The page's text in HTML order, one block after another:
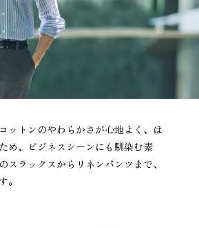
ットンのやわらかさが心地よく、ほ
め、ビジネスシーンにも馴染む素
スラックスからリネンパンツまで、
。